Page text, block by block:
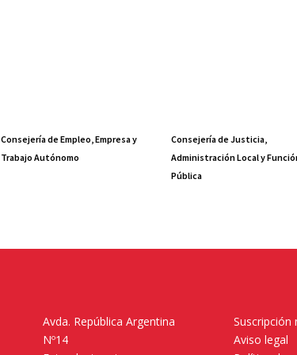
Consejería de Empleo, Empresa y
Trabajo Autónomo
Consejería de Justicia,
Administración Local y
Pública
Avda. República Argentina
Nº14
Suscripción
Aviso legal